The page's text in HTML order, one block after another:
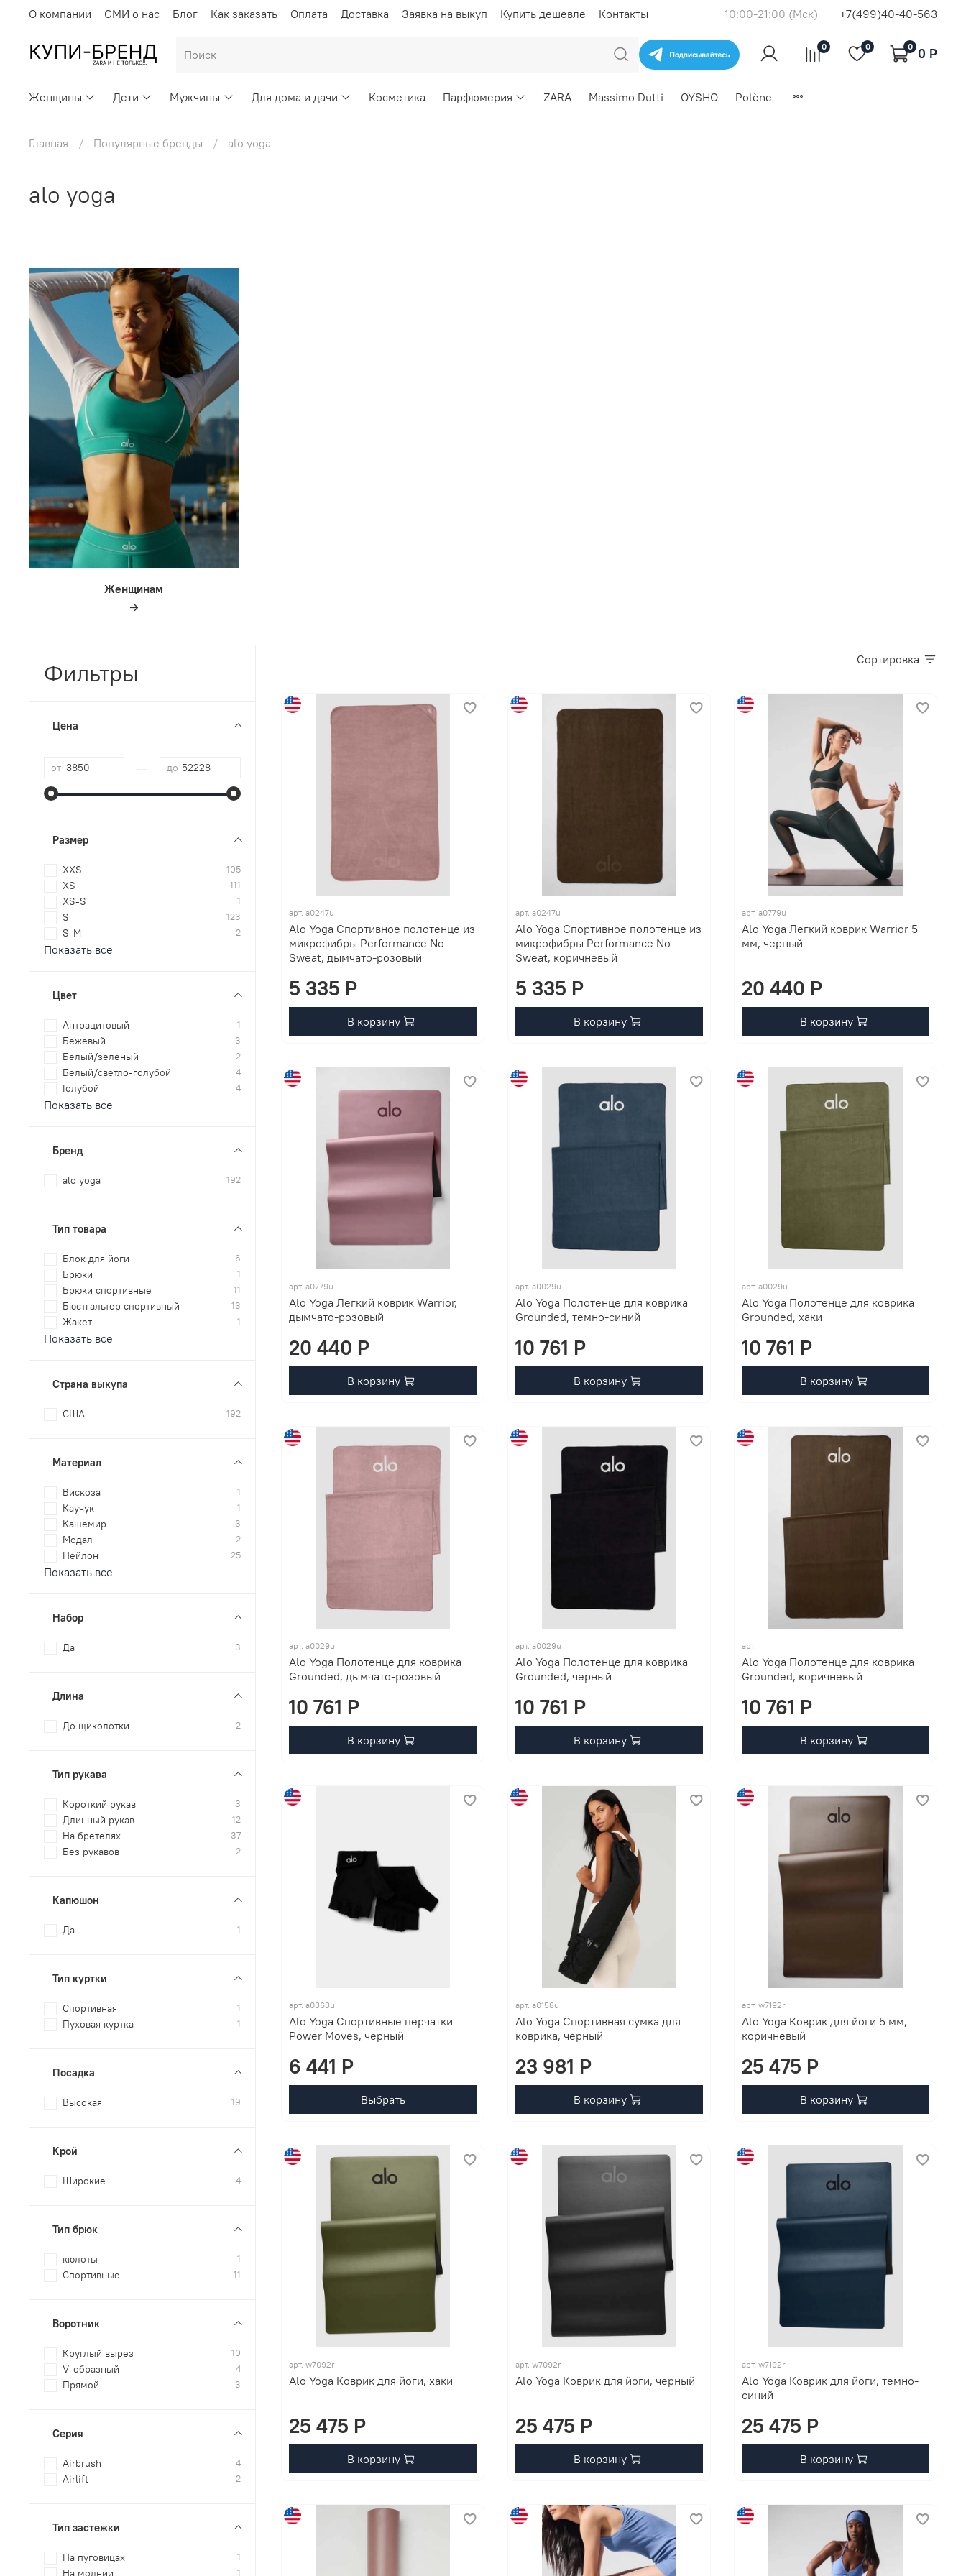
О компании СМИ о нас Блог Как заказать Оплата Доставка Заявка на выкуп Купить дешевле Контакты 10:00-21:00 (Мск) +7(499)40-40-563
0 0 0 0 P
Женщины Дети Мужчины Для дома и дачи Косметика Парфюмерия ZARA Massimo Dutti OYSHO Polène
Главная Популярные бренды alo yoga
alo yoga
Женщинам
Сортировка
арт. a0247u
Alo Yoga Спортивное полотенце из
микрофибры Performance No
Sweat, дымчато-розовый
5 335 P
В корзину
арт. a0247u
Alo Yoga Спортивное полотенце из
микрофибры Performance No
Sweat, коричневый
5 335 P
В корзину
арт. a0779u
Alo Yoga Легкий коврик Warrior 5
мм, черный
20 440 P
В корзину
арт. a0779u
Alo Yoga Легкий коврик Warrior,
дымчато-розовый
20 440 P
В корзину
арт. a0029u
Alo Yoga Полотенце для коврика
Grounded, темно-синий
10 761 P
В корзину
арт. a0029u
Alo Yoga Полотенце для коврика
Grounded, хаки
10 761 P
В корзину
арт. a0029u
Alo Yoga Полотенце для коврика
Grounded, дымчато-розовый
10 761 P
В корзину
арт. a0029u
Alo Yoga Полотенце для коврика
Grounded, черный
10 761 P
В корзину
арт.
Alo Yoga Полотенце для коврика
Grounded, коричневый
10 761 P
В корзину
арт. a0363u
Alo Yoga Спортивные перчатки
Power Moves, черный
6 441 P
Выбрать
арт. a0158u
Alo Yoga Спортивная сумка для
коврика, черный
23 981 P
В корзину
арт. w7192r
Alo Yoga Коврик для йоги 5 мм,
коричневый
25 475 P
В корзину
арт. w7092r
Alo Yoga Коврик для йоги, хаки
25 475 P
В корзину
арт. w7092r
Alo Yoga Коврик для йоги, черный
25 475 P
В корзину
арт. w7192r
Alo Yoga Коврик для йоги, темно-
синий
25 475 P
В корзину
Фильтры
Цена
от до
Размер
XXS 105
XS 111
XS-S 1
S 123
S-M 2
Показать все
Цвет
Антрацитовый 1
Бежевый 3
Белый/зеленый 2
Белый/светло-голубой 4
Голубой 4
Показать все
Бренд
alo yoga 192
Тип товара
Блок для йоги 6
Брюки 1
Брюки спортивные 11
Бюстгальтер спортивный 13
Жакет 1
Показать все
Страна выкупа
США 192
Материал
Вискоза 1
Каучук 1
Кашемир 3
Модал 2
Нейлон 25
Показать все
Набор
Да 3
Длина
До щиколотки 2
Тип рукава
Короткий рукав 3
Длинный рукав 12
На бретелях 37
Без рукавов 2
Капюшон
Да 1
Тип куртки
Спортивная 1
Пуховая куртка 1
Посадка
Высокая 19
Крой
Широкие 4
Тип брюк
кюлоты 1
Спортивные 11
Воротник
Круглый вырез 10
V-образный 4
Прямой 3
Серия
Airbrush 4
Airlift 2
Тип застежки
На пуговицах 1
На молнии 1